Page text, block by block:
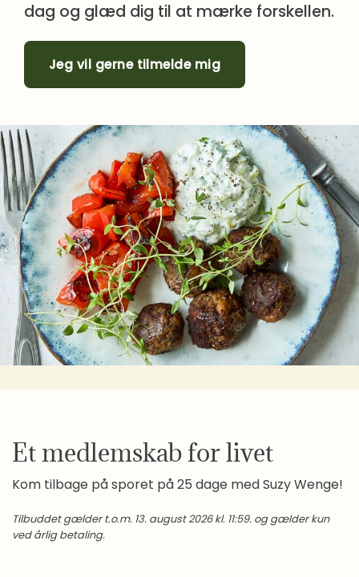
dag og glæd dig til at mærke forskellen.
Jeg vil gerne tilmelde mig
Et medlemskab for livet
Kom tilbage på sporet på 25 dage med Suzy Wenge!
Tilbuddet gælder t.o.m. 13. august 2026 kl. 11:59. og gælder kun
ved årlig betaling.